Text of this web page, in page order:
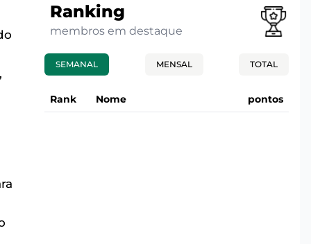
Ranking
membros em destaque
SEMANAL MENSAL TOTAL
Rank Nome pontos